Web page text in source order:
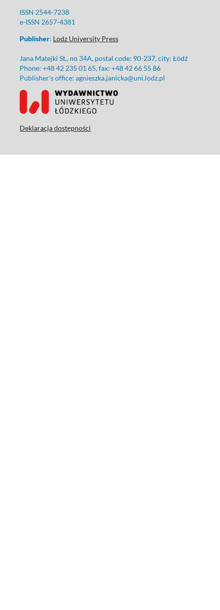
ISSN 2544-7238
e-ISSN 2657-4381
Publisher: Lodz University Press
Jana Matejki St., no 34A, postal code: 90-237, city: Łódź
Phone: +48 42 235 01 65, fax: +48 42 66 55 86
Publisher's office: agnieszka.janicka@uni.lodz.pl
Deklaracja dostępności